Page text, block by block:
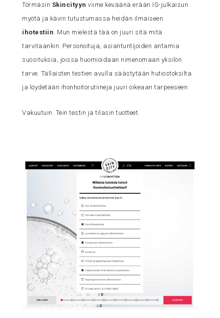
Törmäsin Skincityyn viime keväänä erään IG-julkaisun
myötä ja kävin tutustumassa heidän ilmaiseen
ihotestiin. Mun mielestä tää on juuri sitä mitä
tarvitaankin. Personoituja, asiantuntijoiden antamia
suosituksia, joissa huomioidaan nimenomaan yksilön
tarve. Tällaisten testien avulla säästytään hutiostoksilta
ja löydetään ihonhoitorutiineja juuri oikeaan tarpeeseen.
Vakuutuin. Tein testin ja tilasin tuotteet.